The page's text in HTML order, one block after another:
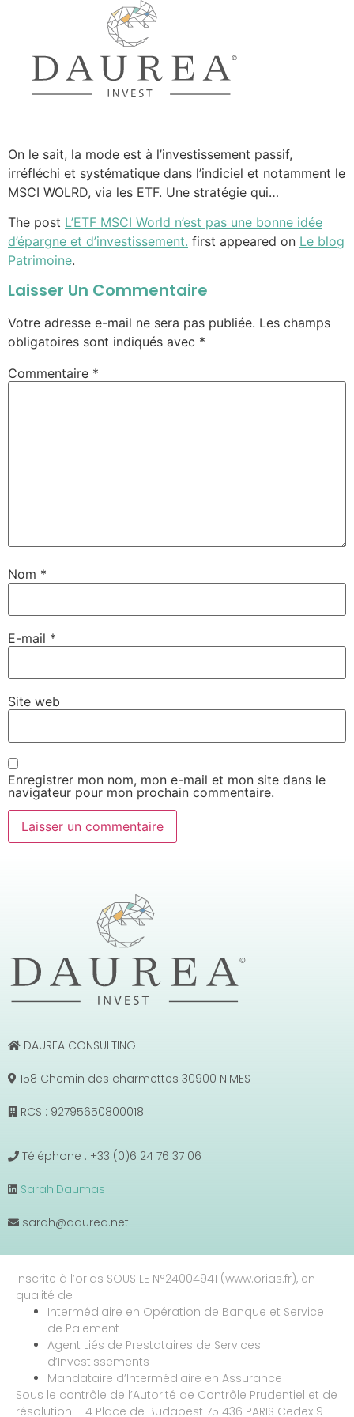
On le sait, la mode est à l’investissement passif,
irréfléchi et systématique dans l’indiciel et notamment le
MSCI WOLRD, via les ETF. Une stratégie qui…
The post L’ETF MSCI World n’est pas une bonne idée
d’épargne et d’investissement. first appeared on Le blog
Patrimoine.
Laisser Un Commentaire
Votre adresse e-mail ne sera pas publiée. Les champs
obligatoires sont indiqués avec *
Commentaire *
Nom *
E-mail *
Site web
Enregistrer mon nom, mon e-mail et mon site dans le
navigateur pour mon prochain commentaire.
DAUREA CONSULTING
158 Chemin des charmettes 30900 NIMES
RCS : 92795650800018
Téléphone : +33 (0)6 24 76 37 06
Sarah.Daumas
sarah@daurea.net
Inscrite à l’orias SOUS LE N°24004941 (www.orias.fr), en
qualité de :
Intermédiaire en Opération de Banque et Service
de Paiement
Agent Liés de Prestataires de Services
d’Investissements
Mandataire d’Intermédiaire en Assurance
Sous le contrôle de l’Autorité de Contrôle Prudentiel et de
résolution – 4 Place de Budapest 75 436 PARIS Cedex 9